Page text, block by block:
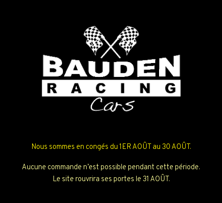
Nous sommes en congés du 1ER AOÛT au 30 AOÛT.
Aucune commande n’est possible pendant cette période.
Le site rouvrira ses portes le 31 AOÛT.